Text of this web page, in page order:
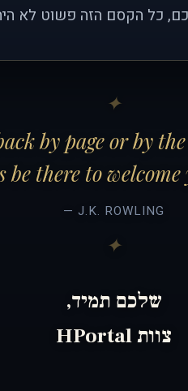
כל הקסם הזה פשוט לא
by page or by
be there to welcome
— J.K. ROWLING
שלכם תמיד,
צוות HPortal